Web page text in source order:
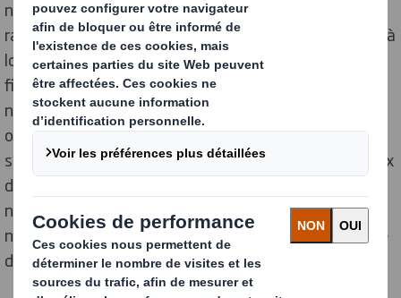
nos activités et nous répondons ouvertement et
rapidement à toute leur préoccupation. Notre objectif à
long terme est de parvenir à "zéro accident" et nous
fixons nos principaux indicateurs de performance pour
nous assurer que nous continuons à atteindre cet
objectif. Nos performances en matière de sécurité se
sont constamment améliorées, tant en termes de taux
de fréquence que de gravité des accidents, bien que
nous reconnaissions qu'une blessure subie par l'un de
nos employés est inacceptable et que la sécurité reste
donc un objectif clé pour le groupe.